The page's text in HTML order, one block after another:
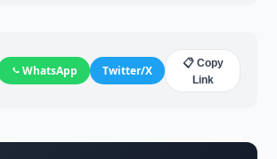
WhatsApp Twitter/X
📋 Copy
Link